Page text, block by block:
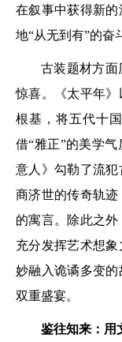
在叙事中获得新
地“从无到有”的奋
古装题材方面
惊喜。《太平年
根基，将五代十
借“雅正”的美学
意人》勾勒了流
商济世的传奇轨
的寓言。除此之
充分发挥艺术想
妙融入诡谲多变
双重盛宴。
鉴往知来：用